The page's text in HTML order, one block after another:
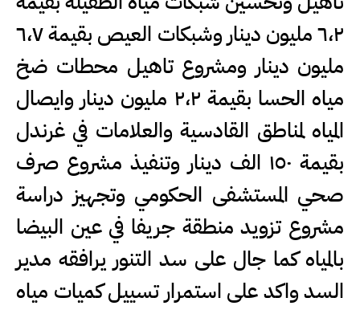
٦،٢ مليون دينار وشبكات العيص بقيمة ٦،٧
مليون دينار ومشروع تاهيل محطات ضخ
مياه الحسا بقيمة ٢،٢ مليون دينار وايصال
المياه لمناطق القادسية والعلامات في غرندل
بقيمة ١٥٠ الف دينار وتنفيذ مشروع صرف
صحي المستشفى الحكومي وتجهيز دراسة
مشروع تزويد منطقة جريفا في عين البيضا
بالمياه كما جال على سد التنور يرافقه مدير
السد واكد على استمرار تسييل كميات مياه